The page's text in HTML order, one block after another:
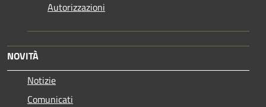
Autorizzazioni
NOVITÀ
Notizie
Comunicati